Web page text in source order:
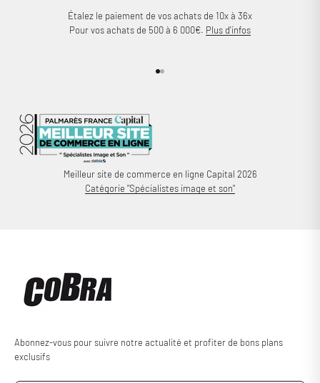
Étalez le paiement de vos achats de 10x à 36x
Pour vos achats de 500 à 6 000€. Plus d'infos
Aller à l'élément 1
Aller à l'élément 2
Meilleur site de commerce en ligne Capital 2026
Catégorie "Spécialistes image et son"
Abonnez-vous pour suivre notre actualité et profiter de bons plans
exclusifs